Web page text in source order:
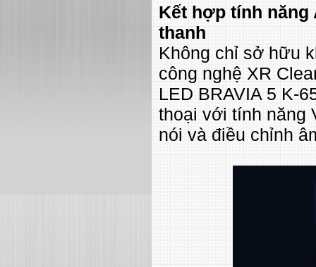
Kết hợp tính năng
thanh
Không chỉ sở hữu
công nghệ XR
LED BRAVIA 5 K-
thoại với tính năng
nói và điều chỉnh